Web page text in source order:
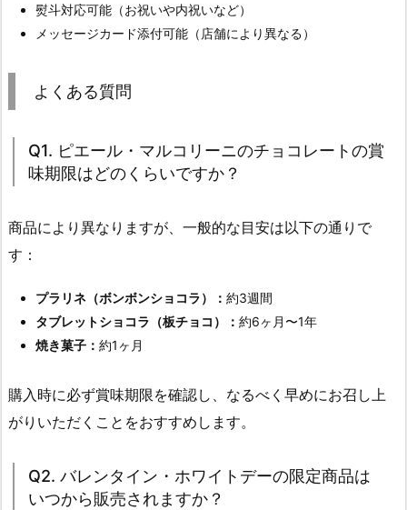
熨斗対応可能（お祝いや内祝いなど）
メッセージカード添付可能（店舗により異なる）
よくある質問
Q1. ピエール・マルコリーニのチョコレートの賞
味期限はどのくらいですか？
商品により異なりますが、一般的な目安は以下の通りで
す：
プラリネ（ボンボンショコラ）： 約3週間
タブレットショコラ（板チョコ）： 約6ヶ月〜1年
焼き菓子： 約1ヶ月
購入時に必ず賞味期限を確認し、なるべく早めにお召し上
がりいただくことをおすすめします。
Q2. バレンタイン・ホワイトデーの限定商品は
いつから販売されますか？